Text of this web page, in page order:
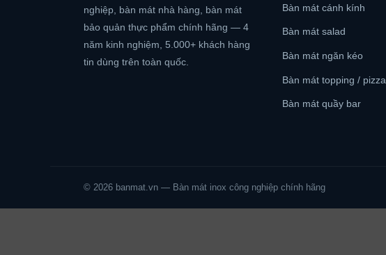
nghiệp, bàn mát nhà hàng, bàn mát
bảo quản thực phẩm chính hãng — 4
năm kinh nghiệm, 5.000+ khách hàng
tin dùng trên toàn quốc.
Bàn mát cánh kính
Bàn mát salad
Bàn mát ngăn kéo
Bàn mát topping / pizza
Bàn mát quầy bar
© 2026 banmat.vn — Bàn mát inox công nghiệp chính hãng